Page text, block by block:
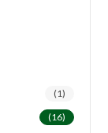
(1)
(16)